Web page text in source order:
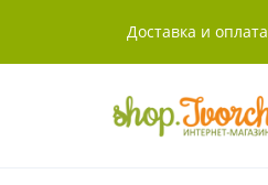
Доставка и оплата